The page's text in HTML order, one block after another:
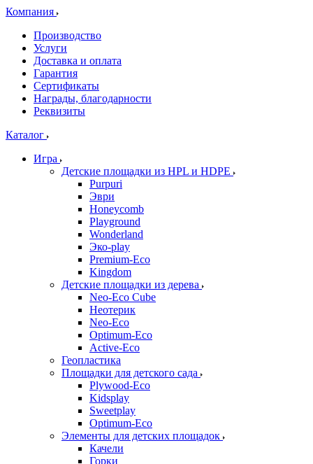
Компания
Производство
Услуги
Доставка и оплата
Гарантия
Сертификаты
Награды, благодарности
Реквизиты
Каталог
Игра
Детские площадки из HPL и HDPE
Purpuri
Эври
Honeycomb
Playground
Wonderland
Эко-play
Premium-Eco
Kingdom
Детские площадки из дерева
Neo-Eco Cube
Неотерик
Neo-Eco
Оptimum-Еco
Active-Eco
Геопластика
Площадки для детского сада
Plywood-Eco
Kidsplay
Sweetplay
Оptimum-Еco
Элементы для детских площадок
Качели
Горки